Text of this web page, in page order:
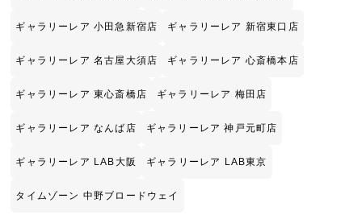
ギャラリーレア 小田急新宿店 ギャラリーレア 新宿東口店
ギャラリーレア 名古屋大須店 ギャラリーレア 心斎橋本店
ギャラリーレア 東心斎橋店 ギャラリーレア 梅田店
ギャラリーレア なんば店 ギャラリーレア 神戸元町店
ギャラリーレア LAB大阪 ギャラリーレア LAB東京
タイムゾーン 中野ブロードウェイ